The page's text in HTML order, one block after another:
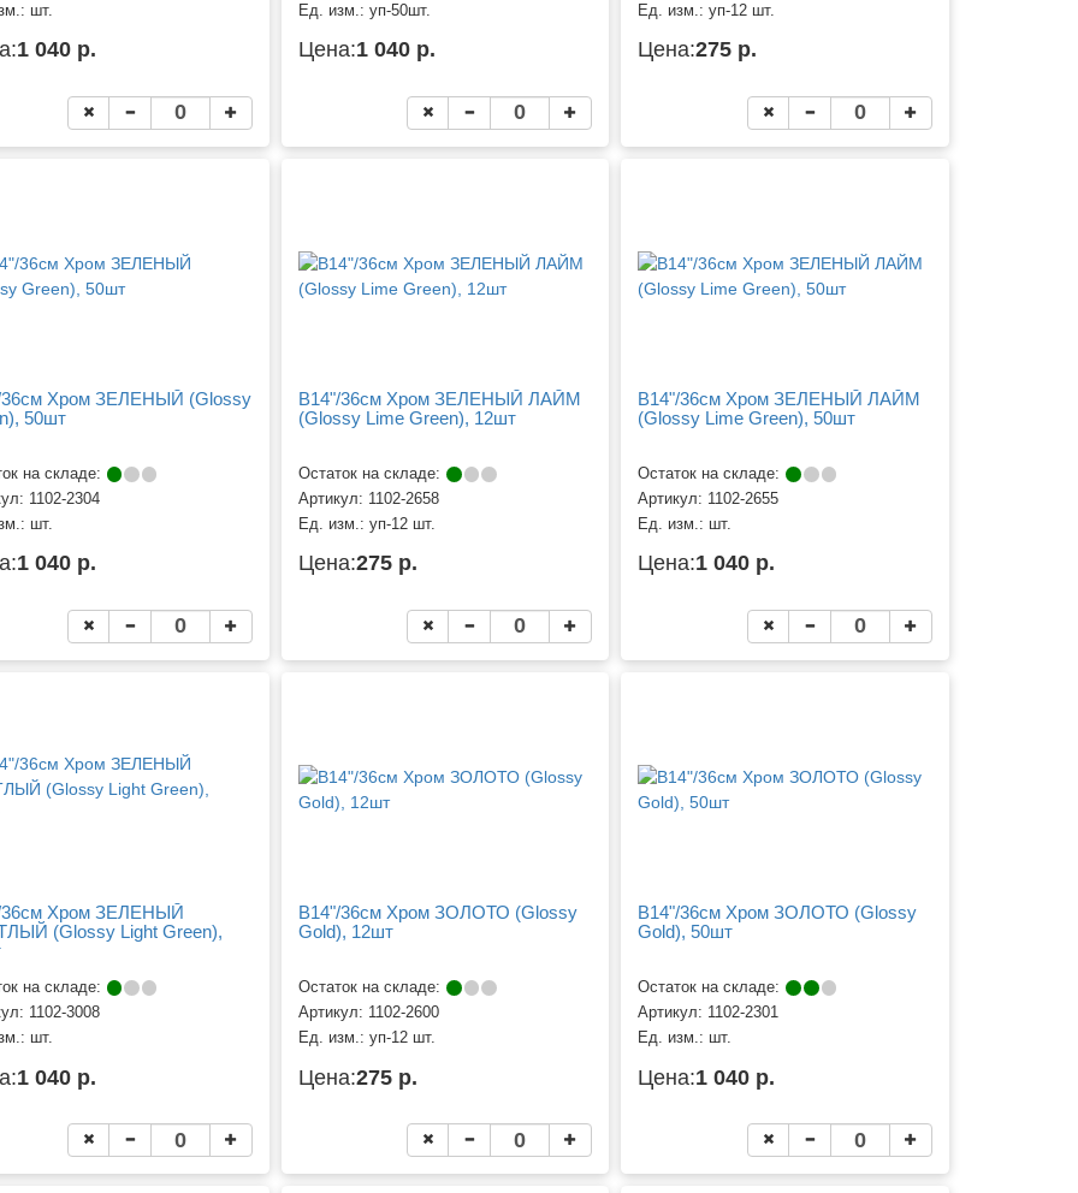
шт.
1 040 р.
Ед. изм.: уп-50шт.
Цена:1 040 р.
Ед. изм.:уп-12 шт.
Цена:275 р.
36см Хром ЗЕЛЕНЫЙ (Glossy
50шт
на складе:
1102-2304
шт.
1 040 р.
B14"/36см Хром ЗЕЛЕНЫЙ ЛАЙМ
(Glossy Lime Green), 12шт
Остаток на складе:
Артикул: 1102-2658
Ед. изм.: уп-12 шт.
Цена:275 р.
B14"/36см Хром ЗЕЛЕНЫЙ ЛАЙМ
(Glossy Lime Green), 50шт
Остаток на складе:
Артикул: 1102-2655
Ед. изм.: шт.
Цена:1 040 р.
36см Хром ЗЕЛЕНЫЙ
(Glossy Light Green),
на складе:
1102-3008
шт.
1 040 р.
B14"/36см Хром ЗОЛОТО (Glossy
Gold), 12шт
Остаток на складе:
Артикул: 1102-2600
Ед. изм.: уп-12 шт.
Цена:275 р.
B14"/36см Хром ЗОЛОТО (Glossy
Gold), 50шт
Остаток на складе:
Артикул: 1102-2301
Ед. изм.: шт.
Цена:1 040 р.